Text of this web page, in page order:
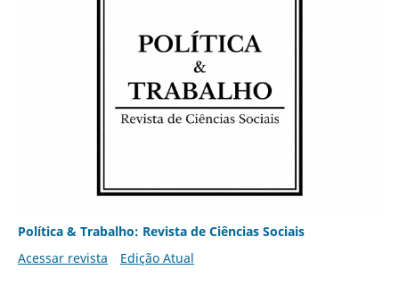
Política & Trabalho: Revista de Ciências Sociais
Acessar revista
Edição Atual